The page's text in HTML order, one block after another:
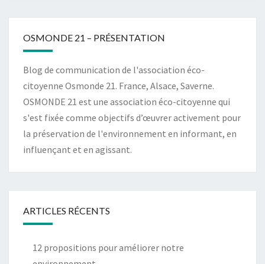
OSMONDE 21 – PRÉSENTATION
Blog de communication de l'association éco-
citoyenne Osmonde 21. France, Alsace, Saverne.
OSMONDE 21 est une association éco-citoyenne qui
s'est fixée comme objectifs d’œuvrer activement pour
la préservation de l'environnement en informant, en
influençant et en agissant.
ARTICLES RÉCENTS
12 propositions pour améliorer notre